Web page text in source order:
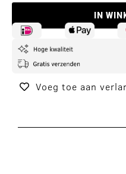
IN
Voeg toe aan